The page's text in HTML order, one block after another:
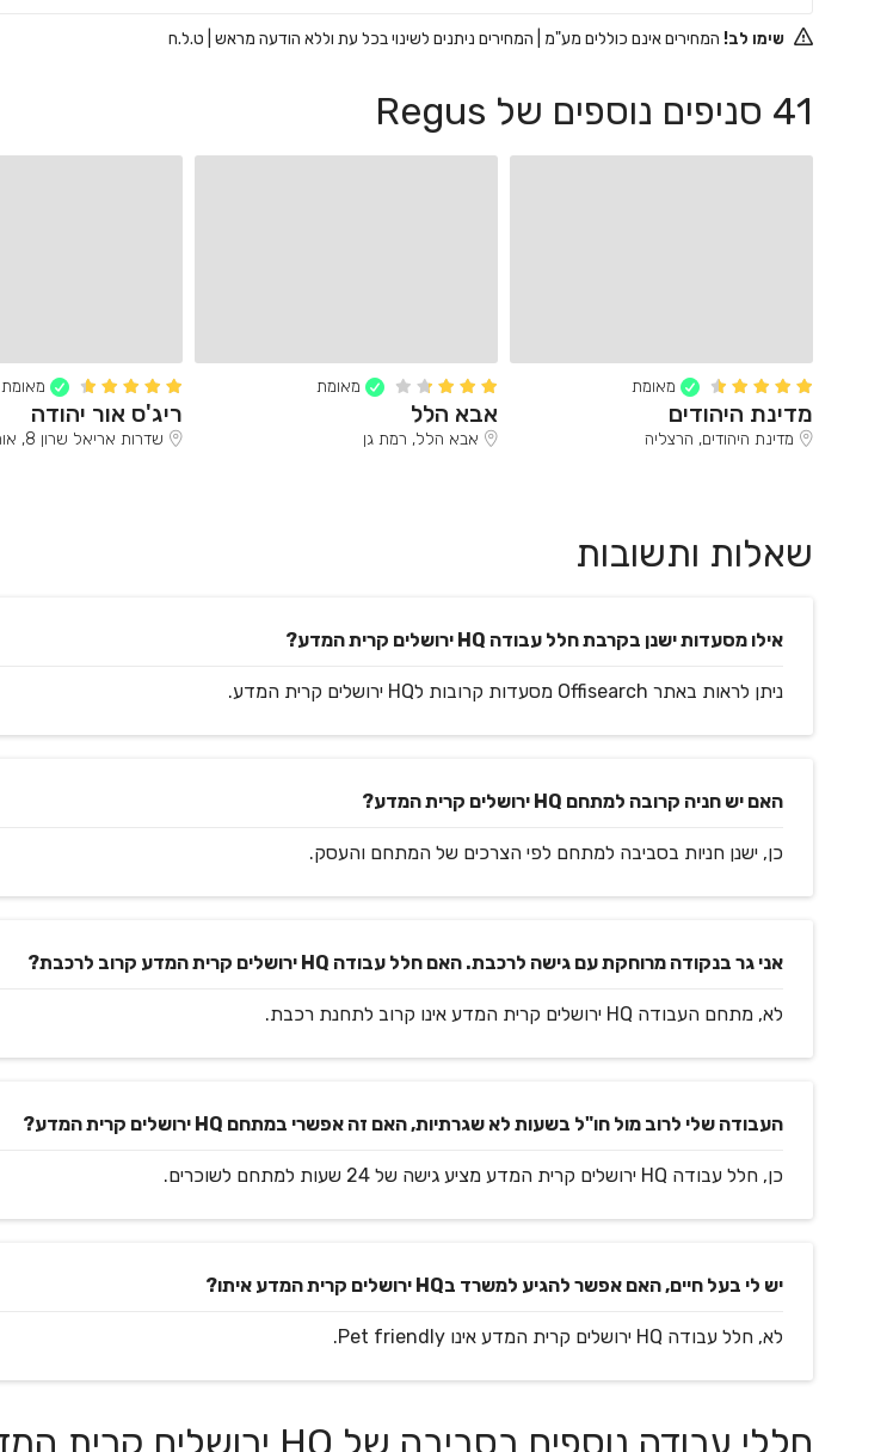
שימו לב! המחירים אינם כוללים מע"מ | המחירים ניתנים לשינוי בכל עת וללא הודעה מראש | ט.ל.ח
41 סניפים נוספים של Regus
מאומת
מדינת היהודים
מדינת היהודים, הרצליה
מאומת
אבא הלל
אבא הלל, רמת גן
מאומת
ריג'ס אור יהודה
שדרות אריאל שרון 8, אור יהודה
שאלות ותשובות
אילו מסעדות ישנן בקרבת חלל עבודה HQ ירושלים קרית המדע?
ניתן לראות באתר Offisearch מסעדות קרובות לHQ ירושלים קרית המדע.
האם יש חניה קרובה למתחם HQ ירושלים קרית המדע?
כן, ישנן חניות בסביבה למתחם לפי הצרכים של המתחם והעסק.
אני גר בנקודה מרוחקת עם גישה לרכבת. האם חלל עבודה HQ ירושלים קרית המדע קרוב לרכבת?
לא, מתחם העבודה HQ ירושלים קרית המדע אינו קרוב לתחנת רכבת.
העבודה שלי לרוב מול חו"ל בשעות לא שגרתיות, האם זה אפשרי במתחם HQ ירושלים קרית המדע?
כן, חלל עבודה HQ ירושלים קרית המדע מציע גישה של 24 שעות למתחם לשוכרים.
יש לי בעל חיים, האם אפשר להגיע למשרד בHQ ירושלים קרית המדע איתו?
לא, חלל עבודה HQ ירושלים קרית המדע אינו Pet friendly.
חללי עבודה נוספים בסביבה של HQ ירושלים קרית המדע